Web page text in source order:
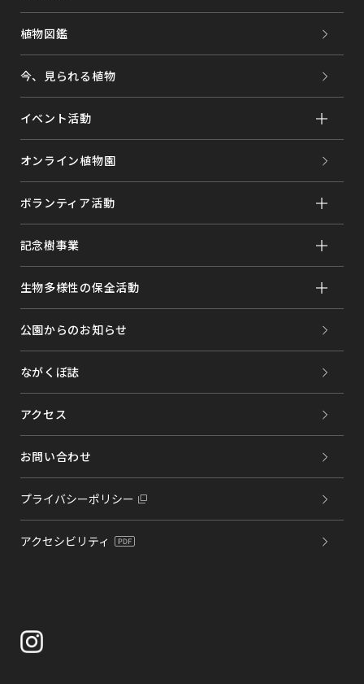
植物図鑑
今、見られる植物
イベント活動
オンライン植物園
ボランティア活動
記念樹事業
生物多様性の保全活動
公園からのお知らせ
ながくぼ誌
アクセス
お問い合わせ
プライバシーポリシー
アクセシビリティ